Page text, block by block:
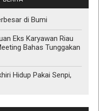
di Bumi
Eks Karyawan Riau
Bahas Tunggakan
Hidup Pakai Senpi,